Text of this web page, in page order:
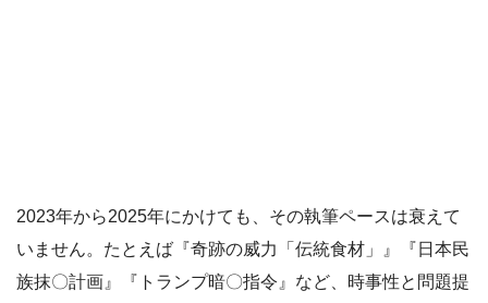
2023年から2025年にかけても、その執筆ペースは衰えて
いません。たとえば『奇跡の威力「伝統食材」』『日本民
族抹〇計画』『トランプ暗〇指令』など、時事性と問題提